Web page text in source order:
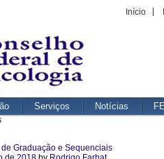
Início
Serviços Notícias
Graduação e Sequenciais